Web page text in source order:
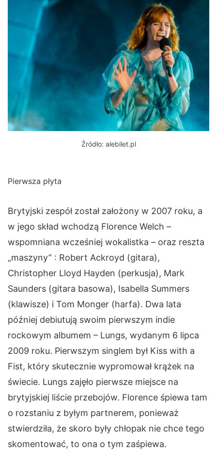
Źródło: alebilet.pl
Pierwsza płyta
Brytyjski zespół został założony w 2007 roku, a
w jego skład wchodzą Florence Welch –
wspomniana wcześniej wokalistka – oraz reszta
„maszyny” : Robert Ackroyd (gitara),
Christopher Lloyd Hayden (perkusja), Mark
Saunders (gitara basowa), Isabella Summers
(klawisze) i Tom Monger (harfa). Dwa lata
później debiutują swoim pierwszym indie
rockowym albumem – Lungs, wydanym 6 lipca
2009 roku. Pierwszym singlem był Kiss with a
Fist, który skutecznie wypromował krążek na
świecie. Lungs zajęło pierwsze miejsce na
brytyjskiej liście przebojów. Florence śpiewa tam
o rozstaniu z byłym partnerem, ponieważ
stwierdziła, że skoro były chłopak nie chce tego
skomentować, to ona o tym zaśpiewa.